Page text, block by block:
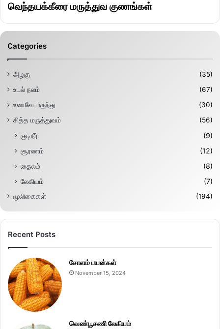
வெந்தயக்கீரை மருத்துவ குணங்கள்
Categories
அழகு
(35)
உடல் நலம்
(67)
உணவே மருந்து
(30)
சித்த மருத்துவம்
(56)
குடிநீர்
(9)
சூரணம்
(12)
தைலம்
(8)
லேகியம்
(7)
மூலிகைகள் (194)
Recent Posts
சோளம் பயன்கள்
November 15, 2024
வெண்பூசணி லேகியம்